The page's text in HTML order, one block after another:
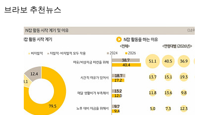
브라보 추천뉴스